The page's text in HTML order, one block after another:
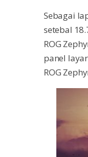
Sebagai
setebal
ROG
panel
ROG